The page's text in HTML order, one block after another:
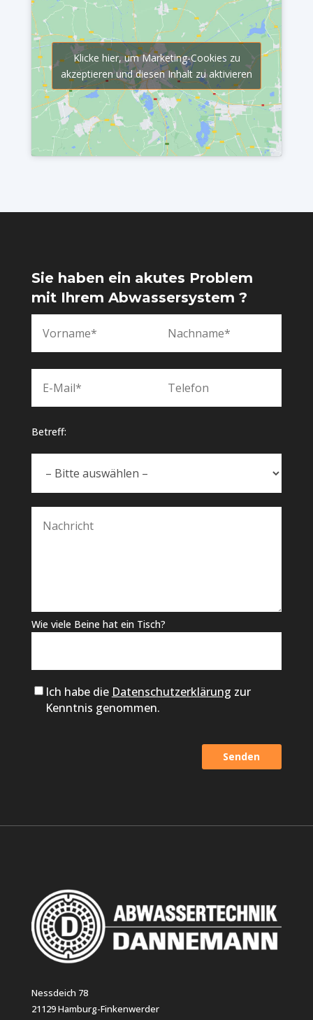
Klicke hier, um Marketing-Cookies zu
akzeptieren und diesen Inhalt zu aktivieren
Sie haben ein akutes Problem
mit Ihrem Abwassersystem ?
Betreff:
Wie viele Beine hat ein Tisch?
Ich habe die Datenschutzerklärung zur
Kenntnis genommen.
Nessdeich 78
21129 Hamburg-Finkenwerder